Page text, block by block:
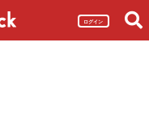
ログイン